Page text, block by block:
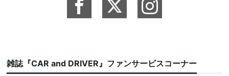
雑誌『CAR and DRIVER』ファンサービスコーナー